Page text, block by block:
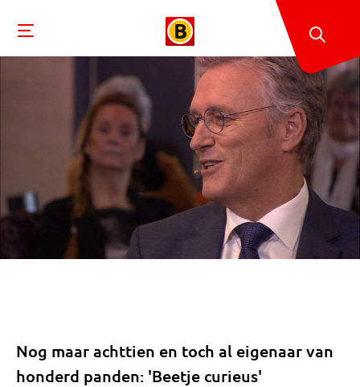
Nog maar achttien en toch al eigenaar van
honderd panden: 'Beetje curieus'